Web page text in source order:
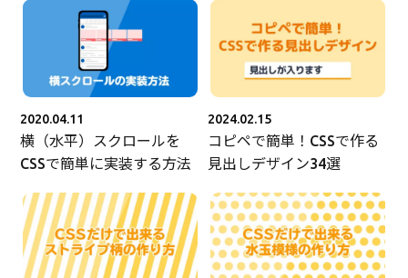
2020.04.11
横（水平）スクロールを
CSSで簡単に実装する方法
2024.02.15
コピペで簡単！CSSで作る
見出しデザイン34選